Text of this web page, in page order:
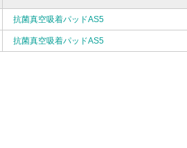
抗菌真空吸着パッドAS5
抗菌真空吸着パッドAS5